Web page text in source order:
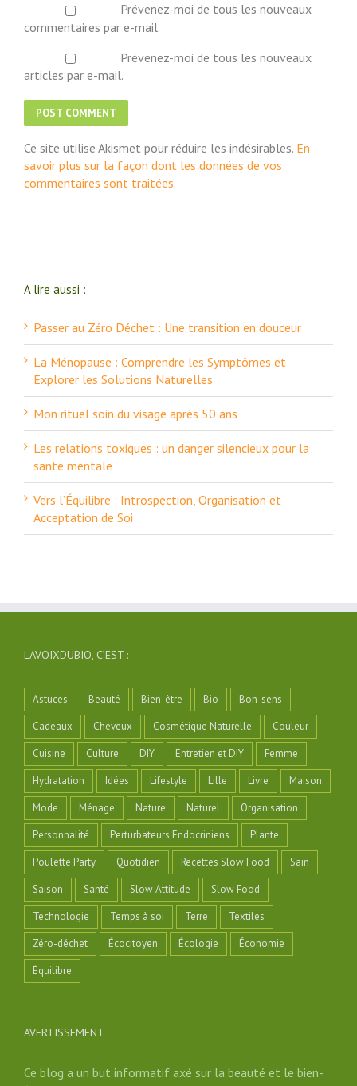
Prévenez-moi de tous les nouveaux
commentaires par e-mail.
Prévenez-moi de tous les nouveaux
articles par e-mail.
Ce site utilise Akismet pour réduire les indésirables. En
savoir plus sur la façon dont les données de vos
commentaires sont traitées.
A lire aussi :
Passer au Zéro Déchet : Une transition en douceur
La Ménopause : Comprendre les Symptômes et
Explorer les Solutions Naturelles
Mon rituel soin du visage après 50 ans
Les relations toxiques : un danger silencieux pour la
santé mentale
Vers l’Équilibre : Introspection, Organisation et
Acceptation de Soi
LAVOIXDUBIO, C’EST :
Astuces Beauté Bien-être Bio
Bon-sens
Cadeaux
Cheveux Cosmétique Naturelle
Couleur
Cuisine
Culture DIY Entretien et DIY
Femme
Hydratation
Idées Lifestyle Lille Livre
Maison
Mode
Ménage Nature Naturel
Organisation
Personnalité
Perturbateurs Endocriniens
Plante
Poulette Party
Quotidien Recettes Slow Food
Sain
Saison
Santé Slow Attitude
Slow Food
Technologie
Temps à soi Terre
Textiles
Zéro-déchet
Écocitoyen Écologie
Économie
Équilibre
AVERTISSEMENT
Ce blog a un but informatif axé sur la beauté et le bien-